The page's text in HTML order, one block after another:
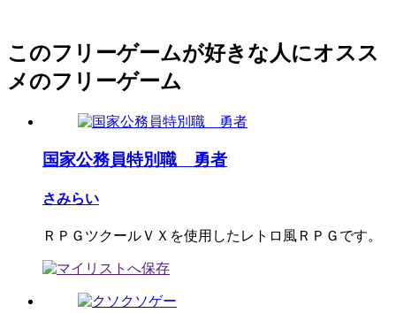
このフリーゲームが好きな人にオスス
メのフリーゲーム
国家公務員特別職 勇者
さみらい
ＲＰＧツクールＶＸを使用したレトロ風ＲＰＧです。